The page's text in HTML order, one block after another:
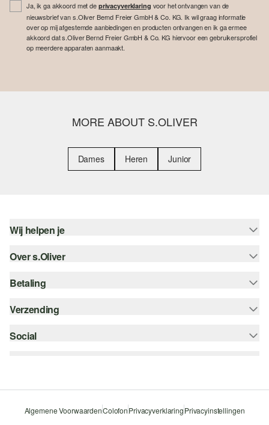
Ja, ik ga akkoord met de privacyverklaring voor het ontvangen van de
nieuwsbrief van s.Oliver Bernd Freier GmbH & Co. KG. Ik wil graag informatie
over op mij afgestemde aanbiedingen en producten ontvangen en ik ga ermee
akkoord dat s.Oliver Bernd Freier GmbH & Co. KG hiervoor een gebruikersprofiel
op meerdere apparaten aanmaakt.
MORE ABOUT S.OLIVER
Dames Heren Junior
Wij helpen je
Help - FAQ
Maattabel
Top categorieën
Over s.Oliver
Nieuwsbrief
s.Oliver Card
Duurzaamheid
Storefinder
Betaling
Koop op rekening
Creditcard
Bancontact
Beveiligde SSL-Verbinding
Verzending
bpost
Social
Algemene VoorwaardenColofonPrivacyverklaringPrivacyinstellingen